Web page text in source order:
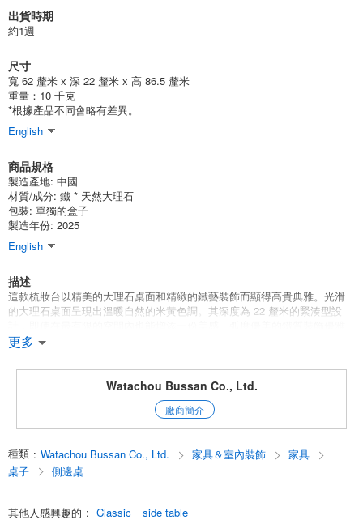
出貨時期
約1週
尺寸
寬 62 釐米 x 深 22 釐米 x 高 86.5 釐米
重量：10 千克
*根據產品不同會略有差異。
English
商品規格
製造產地: 中國
材質/成分: 鐵 * 天然大理石
包裝: 單獨的盒子
製造年份: 2025
English
描述
這款梳妝台以精美的大理石桌面和精緻的鐵藝裝飾而顯得高貴典雅。光滑
的大理石桌面呈現出溫暖自然的米黃色調。其深度為 22 釐米的緊湊型設
地點綴了空間，與任何室內設計都相得益彰。它集功能性和設計性於一
*為酒店或沙龍的入口增添精緻氛圍
更多
Watachou Bussan Co., Ltd.
廠商簡介
種類 : Watachou Bussan Co., Ltd. 家具＆室內裝飾
家具
桌子
側邊桌
其他人感興趣的 : Classic side table